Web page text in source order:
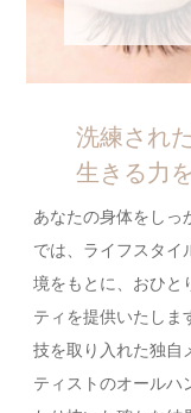
洗練され
生きる力
あなたの身体をしっ
では、ライフスタイ
境をもとに、おひと
ティを提供いたしま
技を取り入れた独自
ティストのオールハ